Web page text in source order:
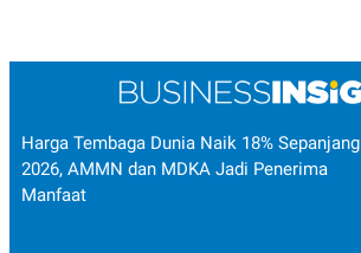
Harga Tembaga Dunia Naik 18% Sepanjang
2026, AMMN dan MDKA Jadi Penerima
Manfaat